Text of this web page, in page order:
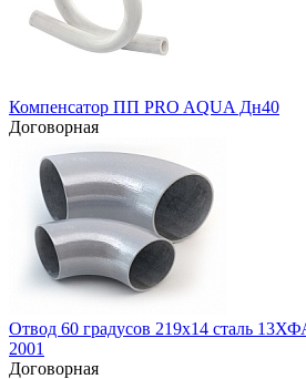
Компенсатор ПП PRO AQUA Дн40
Договорная
Отвод 60 градусов 219х14 сталь
2001
Договорная